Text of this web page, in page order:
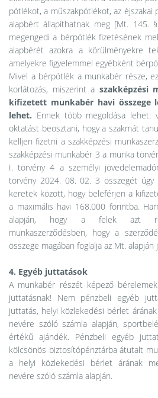
pótlékot, a műszakpótlékot, az éjszakai
alapbért állapíthatnak meg [Mt. 145.
megengedi a bérpótlék fizetésének
alapbérét azokra a körülményekre
amelyekre figyelemmel egyébként
Mivel a bérpótlék a munkabér része,
korlátozás, miszerint a szakképzési
kifizetett munkabér havi összege
lehet. Ennek több megoldása lehet:
oktatást beosztani, hogy a szakmát
kelljen fizetni a szakképzési
szakképzési munkabér 3 a munka
I. törvény 4 a személyi
törvény 2024. 08. 02. 3 összegét úgy
keretek között, hogy beleférjen a
a maximális havi 168.000 forintba.
alapján, hogy a felek azt
munkaszerződésben, hogy a
összege magában foglalja az Mt.
4. Egyéb juttatások
A munkabér részét képező
juttatásnak! Nem pénzbeli egyéb
juttatás, helyi közlekedési bérlet
nevére szóló számla alapján,
értékű ajándék. Pénzbeli egyéb
kölcsönös biztosítópénztárba átutalt
a helyi közlekedési bérlet árának
nevére szóló számla alapján.